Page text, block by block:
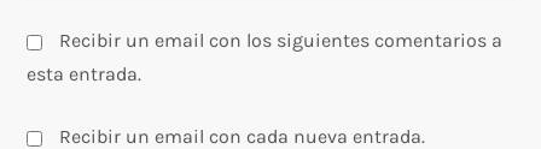
a
s
Recibir un email con los siguientes comentarios a
esta entrada.
Recibir un email con cada nueva entrada.